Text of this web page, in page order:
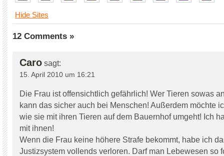
Hide Sites
12 Comments »
Caro sagt:
15. April 2010 um 16:21
Die Frau ist offensichtlich gefährlich! Wer Tieren sowas
kann das sicher auch bei Menschen! Außerdem möchte
wie sie mit ihren Tieren auf dem Bauernhof umgeht! Ich
mit ihnen!
Wenn die Frau keine höhere Strafe bekommt, habe ich
Justizsystem vollends verloren. Darf man Lebewesen so